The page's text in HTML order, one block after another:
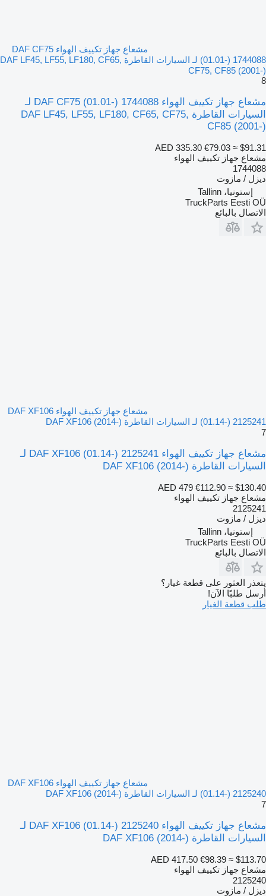
مشعاع جهاز تكييف الهواء DAF CF75
(01.01-) 1744088 لـ السيارات القاطرة DAF LF45, LF55, LF180, CF65,
CF75, CF85 (2001-)
8
مشعاع جهاز تكييف الهواء DAF CF75 (01.01-) 1744088 لـ
السيارات القاطرة DAF LF45, LF55, LF180, CF65, CF75,
CF85 (2001-)
AED 335.30 €79.03 ≈ $91.31
مشعاع جهاز تكييف الهواء
1744088
ديزل / مازوت
إستونيا، Tallinn
TruckParts Eesti OÜ
الاتصال بالبائع
مشعاع جهاز تكييف الهواء DAF XF106
(01.14-) 2125241 لـ السيارات القاطرة DAF XF106 (2014-)
7
مشعاع جهاز تكييف الهواء DAF XF106 (01.14-) 2125241 لـ
السيارات القاطرة DAF XF106 (2014-)
AED 479 €112.90 ≈ $130.40
مشعاع جهاز تكييف الهواء
2125241
ديزل / مازوت
إستونيا، Tallinn
TruckParts Eesti OÜ
الاتصال بالبائع
يتعذر العثور على قطعة غيار؟
أرسل طلبًا الآن!
طلب قطعة الغيار
مشعاع جهاز تكييف الهواء DAF XF106
(01.14-) 2125240 لـ السيارات القاطرة DAF XF106 (2014-)
7
مشعاع جهاز تكييف الهواء DAF XF106 (01.14-) 2125240 لـ
السيارات القاطرة DAF XF106 (2014-)
AED 417.50 €98.39 ≈ $113.70
مشعاع جهاز تكييف الهواء
2125240
ديزل / مازوت